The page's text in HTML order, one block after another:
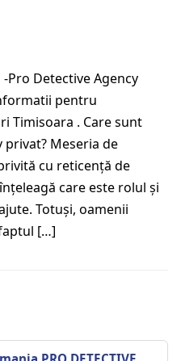
Pro Detective Agency
pentru
Timisoara . Care sunt
Meseria de
cu reticență de
care este rolul și
Totuși, oamenii
[…]